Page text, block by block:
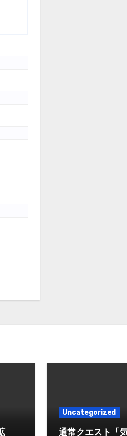
Uncategorized
通常クエスト「